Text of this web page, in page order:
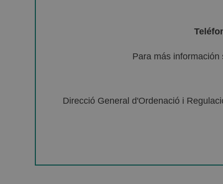
Para más
Direcció General d'Ordenació i